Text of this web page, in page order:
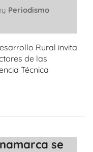
Periodismo
Rural invita
de las
Técnica
se